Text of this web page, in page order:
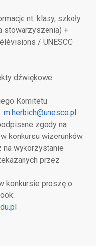
nt. klasy, szkoły
stowarzyszenia) +
/ UNESCO
dźwiękowe
Komitetu
m.herbich@unesco.pl
zgody na
konkursu wizerunków
na wykorzystanie
przez
konkursie proszę o